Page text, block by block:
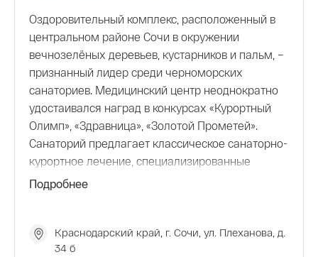
Оздоровительный комплекс, расположенный в
центральном районе Сочи в окружении
вечнозелёных деревьев, кустарников и пальм, –
признанный лидер среди черноморских
санаториев. Медицинский центр неоднократно
удостаивался наград в конкурсах «Курортный
Олимп», «Здравница», «Золотой Прометей».
Санаторий предлагает классическое санаторно-
курортное лечение, специализированные
программы, комплексное амбулаторное
К услугам гостей – комфортабельные номера,
рестораны и бары, пляжный комплекс, бассейн,
Подробнее
Краснодарский край, г. Сочи, ул. Плеханова, д.
34 б